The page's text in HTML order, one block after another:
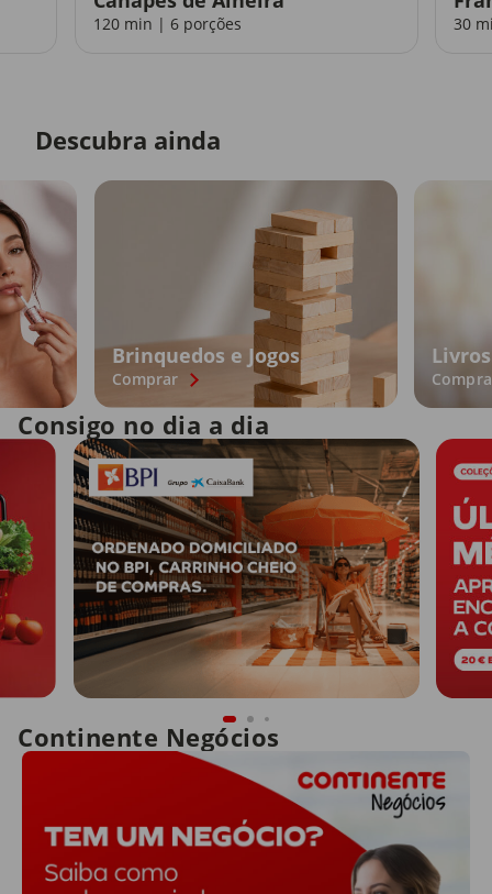
120 min | 6 porções 30
Descubra ainda
Brinquedos e Jogos
Comprar
Livros
Consigo no dia a dia
Continente Negócios